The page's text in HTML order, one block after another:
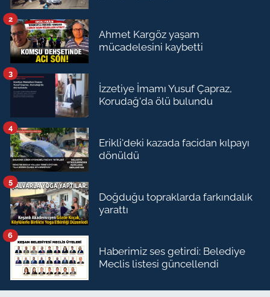
Ahmet Kargöz yaşam
mücadelesini kaybetti
2
İzzetiye İmamı Yusuf Çapraz,
Korudağ'da ölü bulundu
3
Erikli'deki kazada facidan kılpayı
dönüldü
4
Doğduğu topraklarda farkındalık
yarattı
5
Haberimiz ses getirdi: Belediye
Meclis listesi güncellendi
6